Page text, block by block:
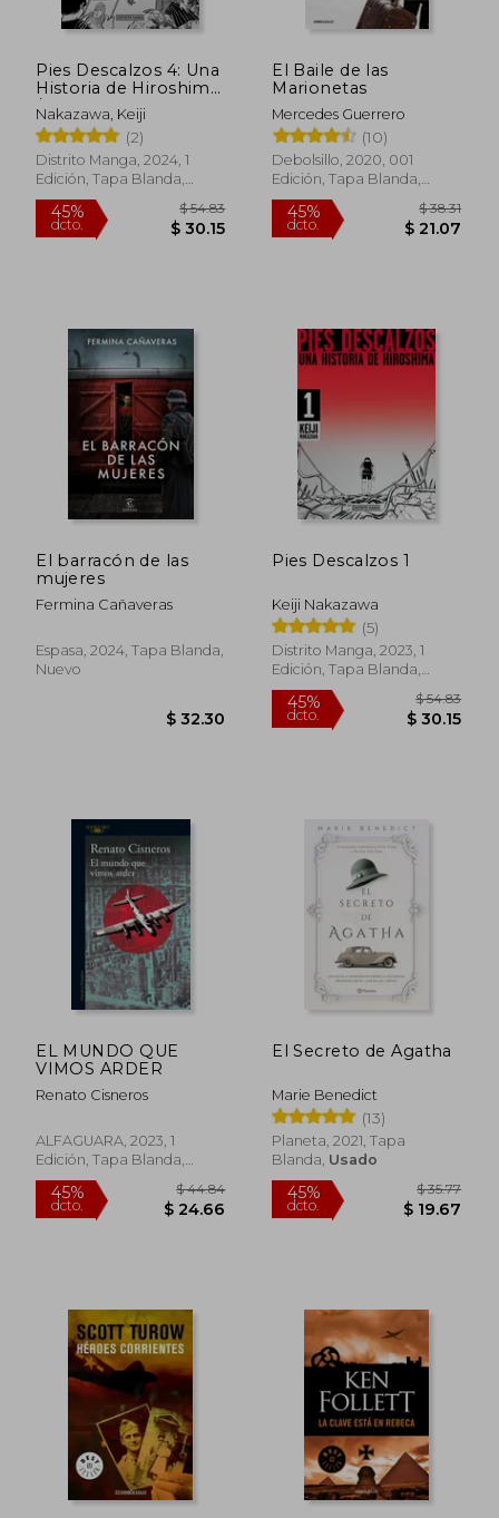
Pies Descalzos 4: Una
Historia de Hiroshima
/ Barefoot Gen 4
Nakazawa, Keiji
(2)
Distrito Manga, 2024, 1
Edición, Tapa Blanda,
Nuevo
45%
dcto. $ 30.15
El Baile de las
Marionetas
Mercedes Guerrero
(10)
Debolsillo, 2020, 001
Edición, Tapa Blanda,
Nuevo
45%
dcto.
El barracón de las
mujeres
Fermina Cañaveras
Espasa, 2024, Tapa Blanda,
Nuevo
$ 32.30
Pies Descalzos 1
Keiji Nakazawa
(5)
Distrito Manga, 2023, 1
Edición, Tapa Blanda,
Nuevo
45%
dcto.
EL MUNDO QUE
VIMOS ARDER
Renato Cisneros
ALFAGUARA, 2023, 1
Edición, Tapa Blanda,
Nuevo
El Secreto de Agatha
Marie Benedict
(13)
Planeta, 2021, Tapa
Blanda, Usado